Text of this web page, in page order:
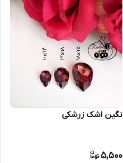
نگین اشک زرشکی
5,500